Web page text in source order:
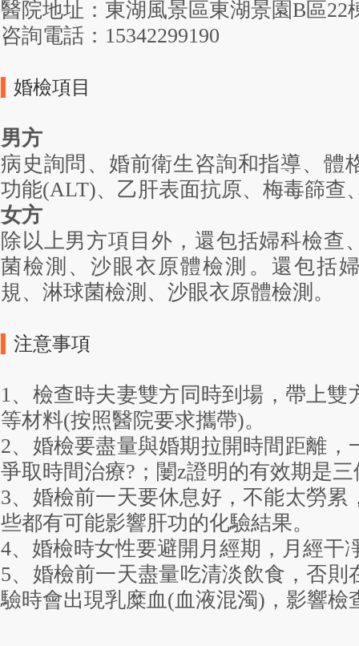
醫院地址：東湖風景區東湖景園B區22
咨詢電話：15342299190
婚檢項目
男方
病史詢問、婚前衛生咨詢和指導、體
功能(ALT)、乙肝表面抗原、梅毒篩查
女方
除以上男方項目外，還包括婦科檢查
菌檢測、沙眼衣原體檢測。還包括
規、淋球菌檢測、沙眼衣原體檢測。
注意事項
1、檢查時夫妻雙方同時到場，帶上雙
等材料(按照醫院要求攜帶)。
2、婚檢要盡量與婚期拉開時間距離，
爭取時間治療?；闄z證明的有效期是三個
3、婚檢前一天要休息好，不能太勞累，
些都有可能影響肝功的化驗結果。
4、婚檢時女性要避開月經期，月經
5、婚檢前一天盡量吃清淡飲食，否則
驗時會出現乳糜血(血液混濁)，影響